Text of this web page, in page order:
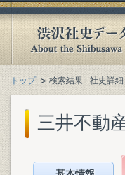
トップ 検索結果 - 社史詳細
三井不動